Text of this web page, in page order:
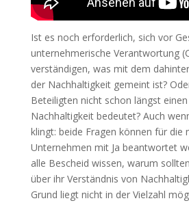
Ist es noch erforderlich, sich vor
unternehmerische Verantwortung
verständigen, was mit dem
der Nachhaltigkeit gemeint ist?
Beteiligten nicht schon längst
Nachhaltigkeit bedeutet? Auch
klingt: beide Fragen können für die
Unternehmen mit Ja beantwortet
alle Bescheid wissen, warum
über ihr Verständnis von
Grund liegt nicht in der Vielzahl